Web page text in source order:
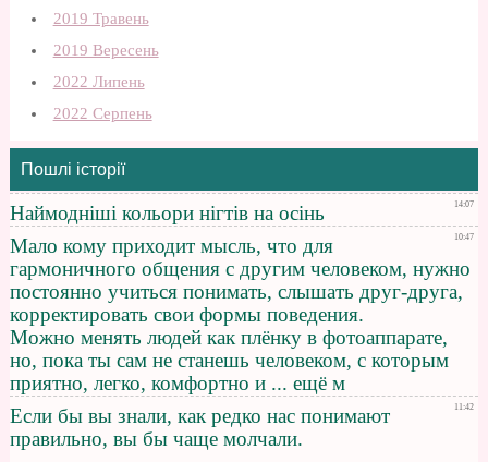
2019 Травень
2019 Вересень
2022 Липень
2022 Серпень
Пошлі історії